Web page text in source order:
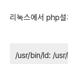
리눅스에서 php설
/usr/bin/ld: /